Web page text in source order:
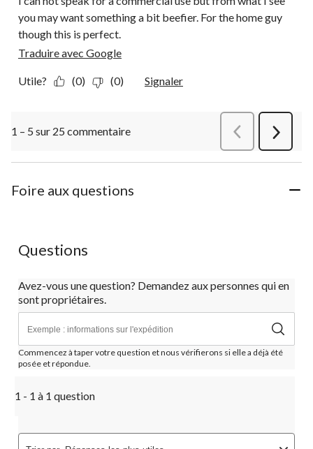
you may want something a bit beefier. For the home guy
though this is perfect.
Traduire avec Google
Utile? (0) (0) Signaler
1 – 5 sur 25 commentaire
Suivant
Foire aux questions
Questions
Avez-vous une question? Demandez aux personnes qui en
sont propriétaires.
Commencez à taper votre question et nous vérifierons si elle a déjà été
posée et répondue.
1 - 1 à 1 question